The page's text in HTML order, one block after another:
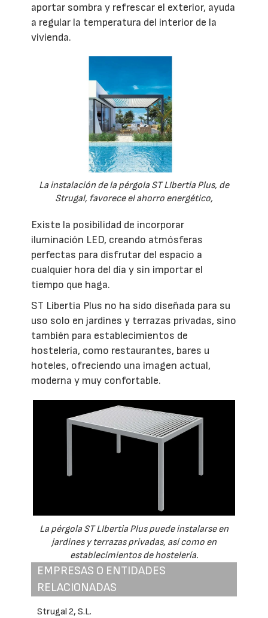
aportar sombra y refrescar el exterior, ayuda
a regular la temperatura del interior de la
vivienda.
La instalación de la pérgola ST LIbertia Plus, de
Strugal, favorece el ahorro energético,
Existe la posibilidad de incorporar
iluminación LED, creando atmósferas
perfectas para disfrutar del espacio a
cualquier hora del día y sin importar el
tiempo que haga.
ST Libertia Plus no ha sido diseñada para su
uso solo en jardines y terrazas privadas, sino
también para establecimientos de
hostelería, como restaurantes, bares u
hoteles, ofreciendo una imagen actual,
moderna y muy confortable.
La pérgola ST LIbertia Plus puede instalarse en
jardines y terrazas privadas, así como en
establecimientos de hostelería.
EMPRESAS O ENTIDADES
RELACIONADAS
Strugal 2, S.L.